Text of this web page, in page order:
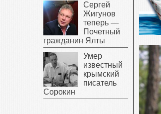
Сергей
Жигунов
теперь —
Почетный
гражданин Ялты
Умер
известный
крымский
писатель
Сорокин